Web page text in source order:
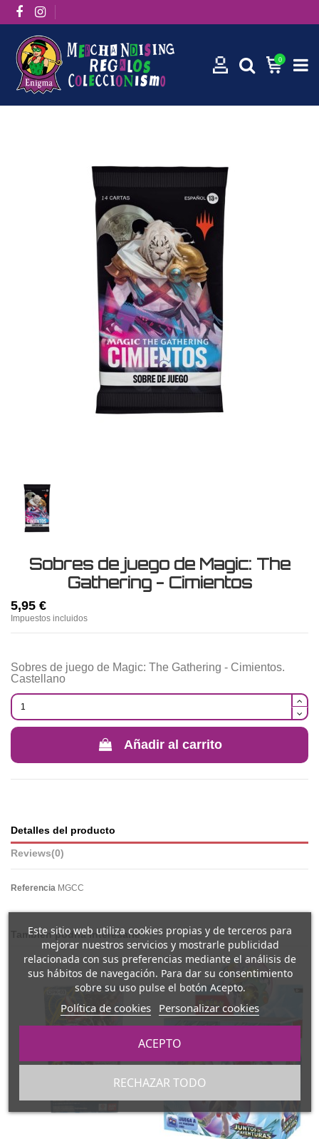
0
Sobres de juego de Magic: The
Gathering - Cimientos
5,95 €
Impuestos incluidos
Sobres de juego de Magic: The Gathering - Cimientos.
Castellano
Añadir al carrito
Detalles del producto
Reviews(0)
Referencia MGCC
También podría interesarle
Este sitio web utiliza cookies propias y de terceros para
mejorar nuestros servicios y mostrarle publicidad
relacionada con sus preferencias mediante el análisis de
sus hábitos de navegación. Para dar su consentimiento
sobre su uso pulse el botón Acepto.
Política de cookies Personalizar cookies
RECHAZAR TODO
ACEPTO